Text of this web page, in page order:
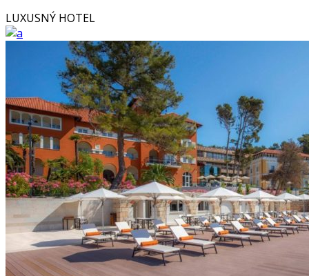
LUXUSNÝ HOTEL